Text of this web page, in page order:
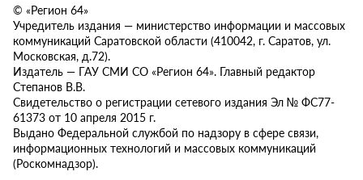
© «Регион 64»
Учредитель издания — министерство информации и массовых
коммуникаций Саратовской области (410042, г. Саратов, ул.
Московская, д.72).
Издатель — ГАУ СМИ СО «Регион 64». Главный редактор
Степанов В.В.
Свидетельство о регистрации сетевого издания Эл № ФС77-
61373 от 10 апреля 2015 г.
Выдано Федеральной службой по надзору в сфере связи,
информационных технологий и массовых коммуникаций
(Роскомнадзор).